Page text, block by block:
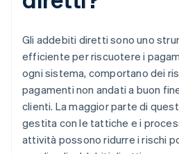
Gli addebiti diretti sono uno
efficiente per riscuotere i
ogni sistema, comportano dei
pagamenti non andati a buon
clienti. La maggior parte di
gestita con le tattiche e i
attività possono ridurre i rischi